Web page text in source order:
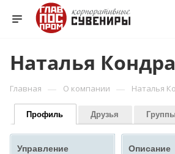
Наталья
Главная — О компании — Наталья
Профиль Друзья Группы
Управление Описание